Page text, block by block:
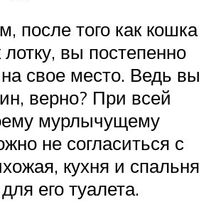
после того как кошка
вы постепенно
на свое место. Ведь вы
верно? При всей
мурлычущему
не согласиться с
кухня и спальня
его туалета.